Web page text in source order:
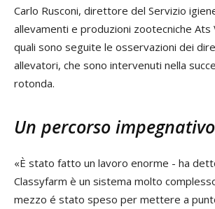
Carlo Rusconi, direttore del Servizio
allevamenti e produzioni zootecniche Ats
quali sono seguite le osservazioni dei
allevatori, che sono intervenuti nella
rotonda.
Un percorso impegnativo
«È stato fatto un lavoro enorme - ha
Classyfarm è un sistema molto
mezzo é stato speso per mettere a